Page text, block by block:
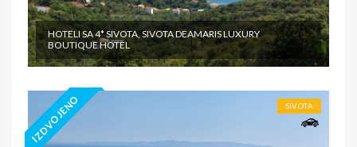
HOTELI SA 4* SIVOTA, SIVOTA DEAMARIS LUXURY
BOUTIQUE HOTEL
IZDVOJENO SIVOTA